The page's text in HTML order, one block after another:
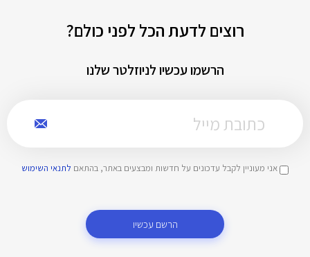
רוצים לדעת הכל לפני כולם?
הרשמו עכשיו לניוזלטר שלנו
אני מעוניין לקבל עדכונים על חדשות ומבצעים באתר, בהתאם לתנאי השימוש
הרשם עכשיו